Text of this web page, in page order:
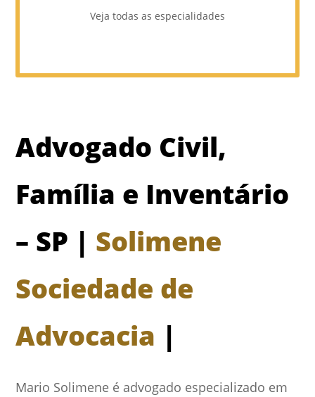
Veja todas as especialidades
Advogado Civil,
Família e Inventário
– SP | Solimene
Sociedade de
Advocacia |
Mario Solimene é advogado especializado em